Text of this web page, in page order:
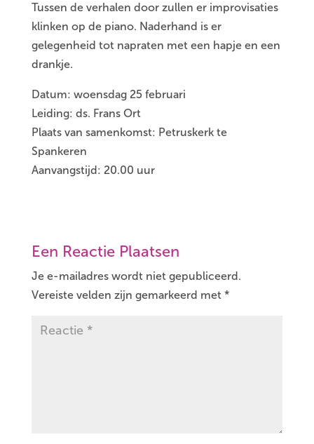
Tussen de verhalen door zullen er improvisaties
klinken op de piano. Naderhand is er
gelegenheid tot napraten met een hapje en een
drankje.
Datum: woensdag 25 februari
Leiding: ds. Frans Ort
Plaats van samenkomst: Petruskerk te
Spankeren
Aanvangstijd: 20.00 uur
Een Reactie Plaatsen
Je e-mailadres wordt niet gepubliceerd.
Vereiste velden zijn gemarkeerd met *